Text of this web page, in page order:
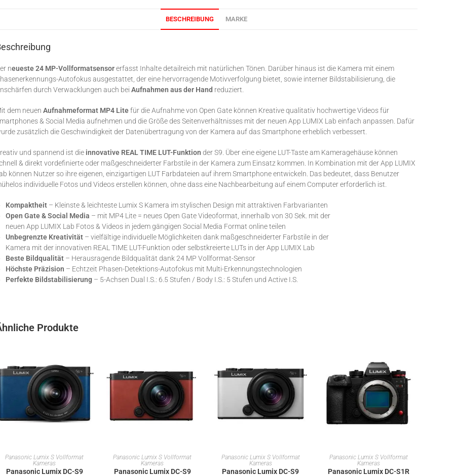
BESCHREIBUNG MARKE
neueste 24 MP-Vollformatsensorerfasst Inhalte detailreich mit natürlichen Tönen. Darüber hinaus ist die Kamera mit einem
Autofokus ausgestattet, der eine hervorragende Motivverfolgung bietet, sowie interner Bildstabilisierung, die
durch Verwacklungen auch bei Aufnahmen aus der Hand reduziert.
dem neuen Aufnahmeformat MP4 Lite für die Aufnahme von Open Gate können Kreative qualitativ hochwertige Videos für
& Social Media aufnehmen und die Größe des Seitenverhältnisses mit der neuen App LUMIX Lab einfach anpassen. Dafür
zusätzlich die Geschwindigkeit der Datenübertragung von der Kamera auf das Smartphone erheblich verbessert.
und spannend ist die innovative REAL TIME LUT-Funktion der S9. Über eine eigene LUT-Taste am Kameragehäuse können
& direkt vordefinierte oder maßgeschneiderter Farbstile in der Kamera zum Einsatz kommen. In Kombination mit der App LUMIX
können Nutzer so ihre eigenen, einzigartigen LUT Farbdateien auf ihrem Smartphone entwickeln. Das bedeutet, dass Benutzer
individuelle Fotos und Videos erstellen können, ohne dass eine Nachbearbeitung auf einem Computer erforderlich ist.
Kompaktheit – Kleinste & leichteste Lumix S Kamera im stylischen Design mit attraktiven Farbvarianten
Open Gate & Social Media – mit MP4 Lite = neues Open Gate Videoformat, innerhalb von 30 Sek. mit der
neuen App LUMIX Lab Fotos & Videos in jedem gängigen Social Media Format online teilen
Unbegrenzte Kreativität – vielfältige individuelle Möglichkeiten dank maßgeschneiderter Farbstile in der
Kamera mit der innovativen REAL TIME LUT-Funktion oder selbstkreierte LUTs in der App LUMIX Lab
Beste Bildqualität – Herausragende Bildqualität dank 24 MP Vollformat-Sensor
Höchste Präzision – Echtzeit Phasen-Detektions-Autofokus mit Multi-Erkennungstechnologien
Perfekte Bildstabilisierung – 5-Achsen Dual I.S.: 6.5 Stufen / Body I.S.: 5 Stufen und Active I.S.
Produkte
IN DEN WARENKORB
Panasonic Lumix S Vollformat
Kameras
Panasonic Lumix DC-S9
IN DEN WARENKORB
Panasonic Lumix S Vollformat
Kameras
Panasonic Lumix DC-S9
IN DEN WARENKORB
Panasonic Lumix S Vollformat
Kameras
Panasonic Lumix DC-S9
IN DEN WARENKORB
Panasonic Lumix S Vollformat
Kameras
Panasonic Lumix DC-S1R